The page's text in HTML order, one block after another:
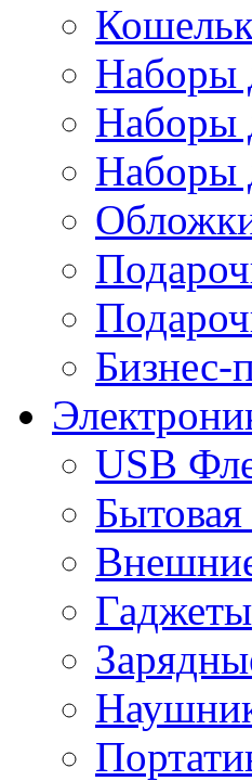
Наборы
Наборы
Наборы
Бизнес-
USB
Бытовая
Гаджеты